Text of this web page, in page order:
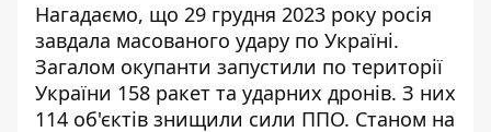
Нагадаємо, що 29 грудня 2023 року росія
завдала масованого удару по Україні.
Загалом окупанти запустили по території
України 158 ракет та ударних дронів. З них
114 об'єктів знищили сили ППО. Станом на